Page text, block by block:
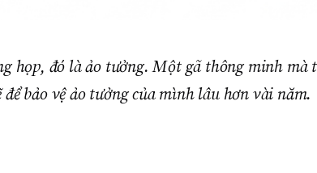
họp, đó là ảo tưởng. Một gã thông minh
bảo vệ ảo tưởng của mình lâu hơn vài năm.